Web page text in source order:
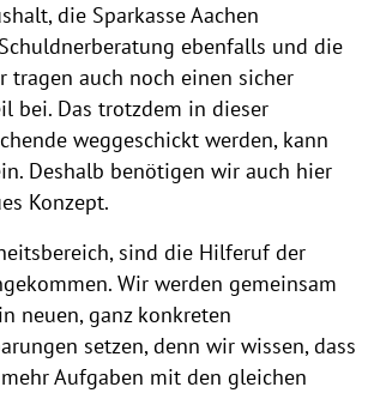
die Sparkasse Aachen
ebenfalls und die
tragen auch noch einen sicher
bei. Das trotzdem in dieser
weggeschickt werden, kann
Deshalb benötigen wir auch hier
Konzept.
sind die Hilferuf der
Wir werden gemeinsam
neuen, ganz konkreten
setzen, denn wir wissen, dass
Aufgaben mit den gleichen